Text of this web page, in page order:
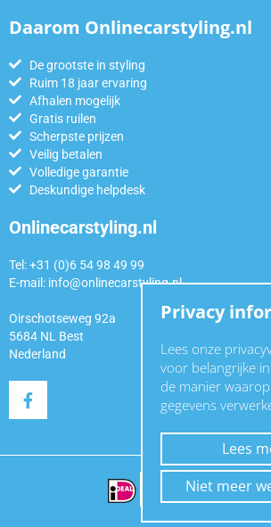
Daarom Onlinecarstyling.nl
De grootste in styling
Ruim 18 jaar ervaring
Afhalen mogelijk
Gratis ruilen
Scherpste prijzen
Veilig betalen
Volledige garantie
Deskundige helpdesk
Onlinecarstyling.nl
Tel: +31 (0)6 54 98 49 99
E-mail: info@onlinecarstyling.nl
Oirschotseweg 92a
5684 NL Best
Nederland
Privacy
Lees onze
voor belangrijke
de manier
gegevens
Lees
Niet meer